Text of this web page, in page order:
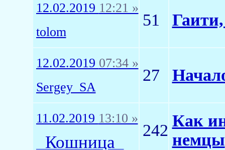
12.02.2019 12:21 »
tolom
51
12.02.2019 07:34 »
Sergey_SA
27
11.02.2019 13:10 »
_Кошница_
242
Как
немцы